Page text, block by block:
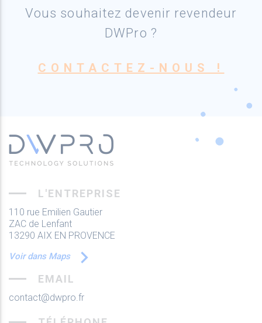
Vous souhaitez devenir revendeur
DWPro ?
CONTACTEZ-NOUS !
L'ENTREPRISE
110 rue Emilien Gautier
ZAC de Lenfant
13290 AIX EN PROVENCE
Voir dans Maps
EMAIL
contact@dwpro.fr